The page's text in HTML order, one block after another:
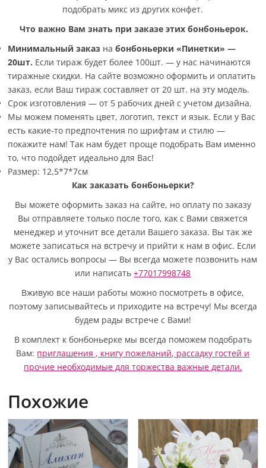
подобрать микс из других конфет.
Что важно Вам знать при заказе этих бонбоньерок.
Минимальный заказ набонбоньерки «Пинетки» —
20шт. Если тираж будет более 100шт. — у нас начинаются
тиражные скидки. На сайте возможно оформить и оплатить
заказ, если Ваш тираж составляет от 20 шт. на эту модель.
Срок изготовления — от 5 рабочих дней с учетом дизайна.
Мы можем поменять цвет, логотип, текст и язык. Если у Вас
есть какие-то предпочтения по шрифтам и стилю —
покажите нам! Так нам будет проще подобрать Вам именно
то, что подойдет идеально для Вас!
Размер: 12,5*7*7см
Как заказать бонбоньерки?
Вы можете оформить заказ на сайте, но оплату по заказу
Вы отправляете только после того, как с Вами свяжется
менеджер и уточнит все детали Вашего заказа. Вы так же
можете записаться на встречу и прийти к нам в офис. Если
у Вас остались вопросы — Вы всегда можете позвонить нам
или написать+77017998748
Вживую все наши работы можно посмотреть в офисе,
поэтому записывайтесь и приходите на встречу! Мы всегда
будем рады встрече с Вами!
В комплект к бонбоньерке мы всегда поможем подобрать
Вам: приглашения , книгу пожеланий, рассадку гостей и
прочие необходимые для торжества важные детали.
Похожие